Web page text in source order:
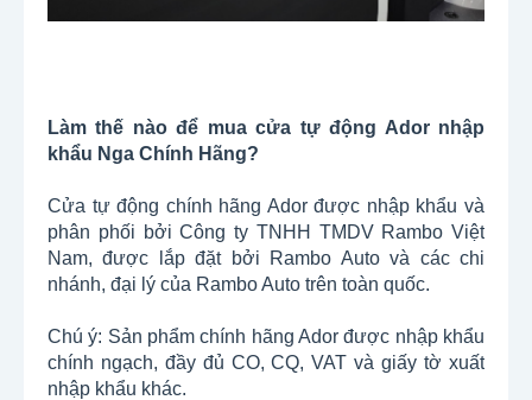
Làm thế nào để mua cửa tự động Ador nhập
khẩu Nga Chính Hãng?
Cửa tự động chính hãng Ador được nhập khẩu và
phân phối bởi Công ty TNHH TMDV Rambo Việt
Nam, được lắp đặt bởi Rambo Auto và các chi
nhánh, đại lý của Rambo Auto trên toàn quốc.
Chú ý: Sản phẩm chính hãng Ador được nhập khẩu
chính ngạch, đầy đủ CO, CQ, VAT và giấy tờ xuất
nhập khẩu khác.